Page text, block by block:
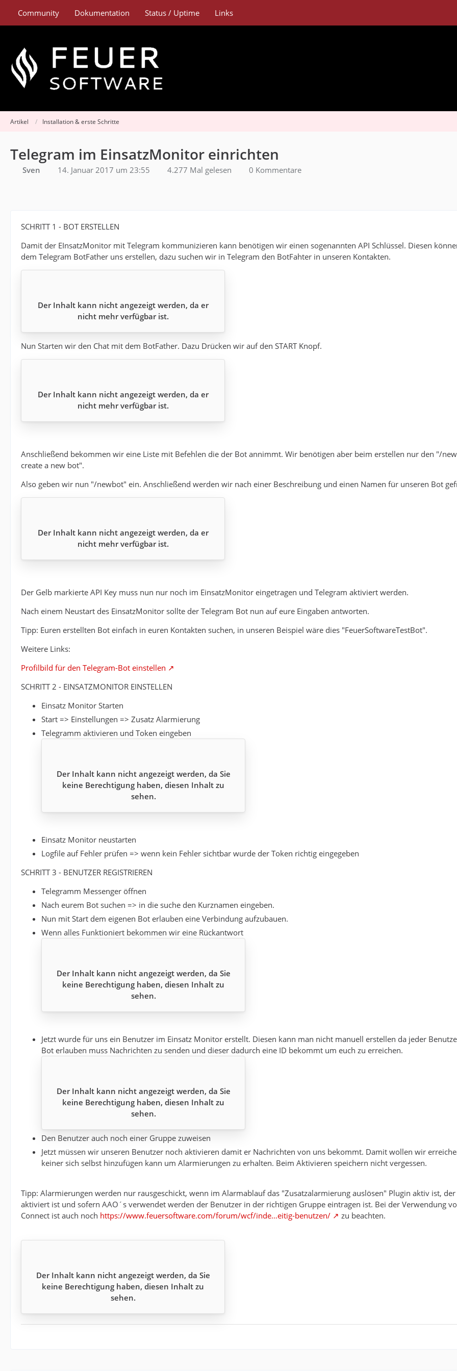
Community Dokumentation Status / Uptime Links
Artikel Installation & erste Schritte
Telegram im EinsatzMonitor einrichten
Sven 14. Januar 2017 um 23:55 4.277 Mal gelesen 0 Kommentare
SCHRITT 1 - BOT ERSTELLEN
Damit der EInsatzMonitor mit Telegram kommunizieren kann benötigen wir einen sogenannten API Schlüssel. Diesen
dem Telegram BotFather uns erstellen, dazu suchen wir in Telegram den BotFahter in unseren Kontakten.
Der Inhalt kann nicht angezeigt werden, da er
nicht mehr verfügbar ist.
Nun Starten wir den Chat mit dem BotFather. Dazu Drücken wir auf den START Knopf.
Der Inhalt kann nicht angezeigt werden, da er
nicht mehr verfügbar ist.
Anschließend bekommen wir eine Liste mit Befehlen die der Bot annimmt. Wir benötigen aber beim erstellen nur den "/
create a new bot".
Also geben wir nun "/newbot" ein. Anschließend werden wir nach einer Beschreibung und einen Namen für unseren Bot
Der Inhalt kann nicht angezeigt werden, da er
nicht mehr verfügbar ist.
Der Gelb markierte API Key muss nun nur noch im EinsatzMonitor eingetragen und Telegram aktiviert werden.
Nach einem Neustart des EinsatzMonitor sollte der Telegram Bot nun auf eure Eingaben antworten.
Tipp: Euren erstellten Bot einfach in euren Kontakten suchen, in unseren Beispiel wäre dies "FeuerSoftwareTestBot".
Weitere Links:
Profilbild für den Telegram-Bot einstellen
SCHRITT 2 - EINSATZMONITOR EINSTELLEN
Einsatz Monitor Starten
Start => Einstellungen => Zusatz Alarmierung
Telegramm aktivieren und Token eingeben
Der Inhalt kann nicht angezeigt werden, da Sie
keine Berechtigung haben, diesen Inhalt zu
sehen.
Einsatz Monitor neustarten
Logfile auf Fehler prüfen => wenn kein Fehler sichtbar wurde der Token richtig eingegeben
SCHRITT 3 - BENUTZER REGISTRIEREN
Telegramm Messenger öffnen
Nach eurem Bot suchen => in die suche den Kurznamen eingeben.
Nun mit Start dem eigenen Bot erlauben eine Verbindung aufzubauen.
Wenn alles Funktioniert bekommen wir eine Rückantwort
Der Inhalt kann nicht angezeigt werden, da Sie
keine Berechtigung haben, diesen Inhalt zu
sehen.
Jetzt wurde für uns ein Benutzer im Einsatz Monitor erstellt. Diesen kann man nicht manuell erstellen da jeder
Bot erlauben muss Nachrichten zu senden und dieser dadurch eine ID bekommt um euch zu erreichen.
Der Inhalt kann nicht angezeigt werden, da Sie
keine Berechtigung haben, diesen Inhalt zu
sehen.
Den Benutzer auch noch einer Gruppe zuweisen
Jetzt müssen wir unseren Benutzer noch aktivieren damit er Nachrichten von uns bekommt. Damit wollen wir
keiner sich selbst hinzufügen kann um Alarmierungen zu erhalten. Beim Aktivieren speichern nicht vergessen.
Tipp: Alarmierungen werden nur rausgeschickt, wenn im Alarmablauf das "Zusatzalarmierung auslösen" Plugin aktiv ist,
aktiviert ist und sofern AAO´s verwendet werden der Benutzer in der richtigen Gruppe eintragen ist. Bei der Verwendung
Connect ist auch noch https://www.feuersoftware.com/forum/wcf/inde…eitig-benutzen/ zu beachten.
Der Inhalt kann nicht angezeigt werden, da Sie
keine Berechtigung haben, diesen Inhalt zu
sehen.